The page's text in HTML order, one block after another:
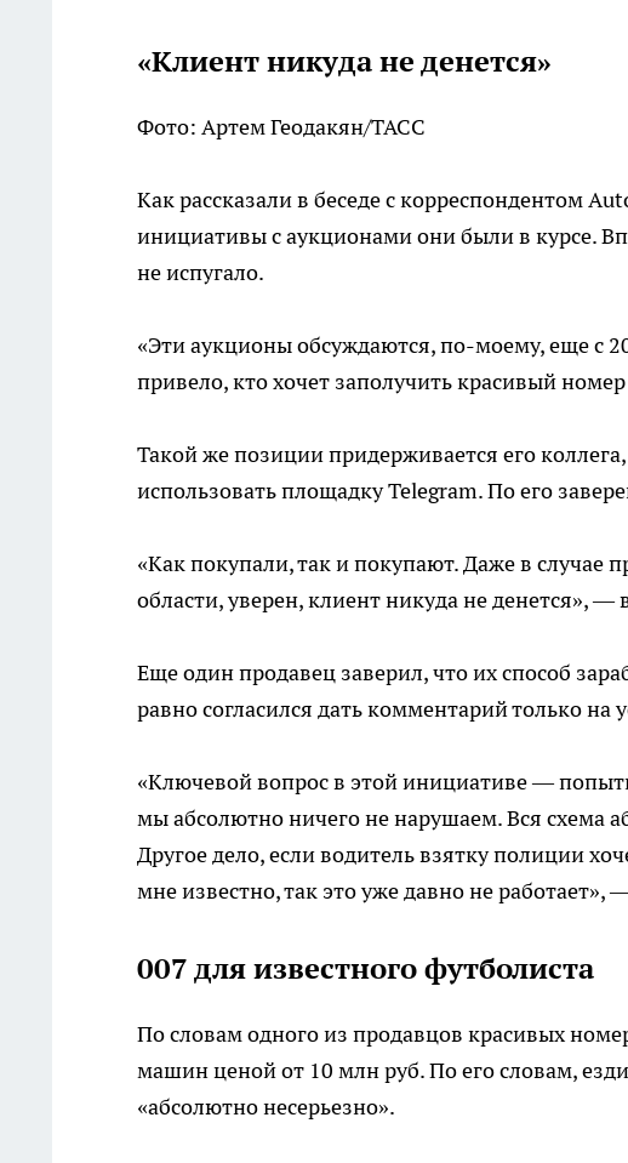
«Клиент никуда не денется»
Фото: Артем Геодакян/ТАСС
Как рассказали в беседе с корреспондентом
инициативы с аукционами они были в курсе.
не испугало.
«Эти аукционы обсуждаются, по-моему, еще с
привело, кто хочет заполучить красивый
Такой же позиции придерживается его
использовать площадку Telegram. По его
«Как покупали, так и покупают. Даже в случае
области, уверен, клиент никуда не денется», —
Еще один продавец заверил, что их способ
равно согласился дать комментарий только на
«Ключевой вопрос в этой инициативе —
мы абсолютно ничего не нарушаем. Вся схема
Другое дело, если водитель взятку полиции
мне известно, так это уже давно не работает»,
007 для известного футболиста
По словам одного из продавцов красивых
машин ценой от 10 млн руб. По его словам,
«абсолютно несерьезно».